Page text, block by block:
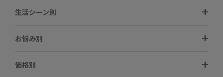
生活シーン別
お悩み別
価格別